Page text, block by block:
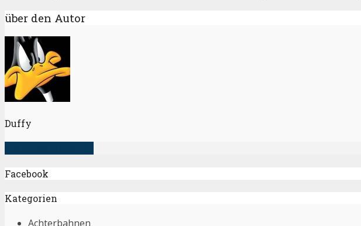
über den Autor
Duffy
Facebook
Kategorien
Achterbahnen